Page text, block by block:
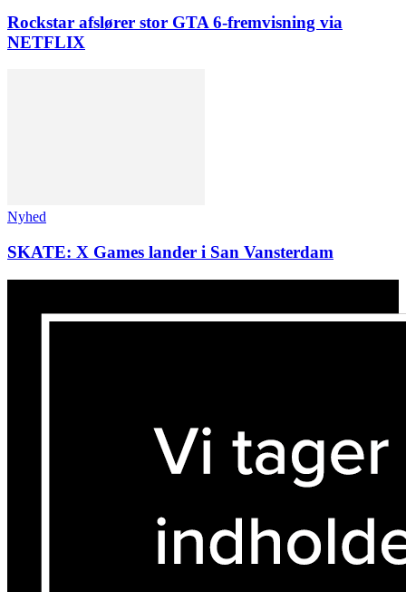
Rockstar afslører stor GTA 6-fremvisning via
NETFLIX
Nyhed
SKATE: X Games lander i San Vansterdam